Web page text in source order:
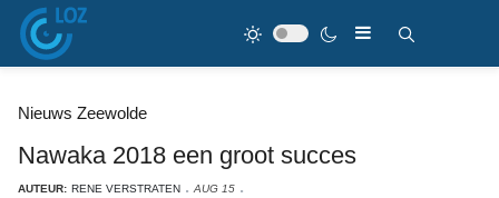
Nieuws Zeewolde
Nawaka 2018 een groot succes
AUTEUR: RENE VERSTRATEN
AUG 15